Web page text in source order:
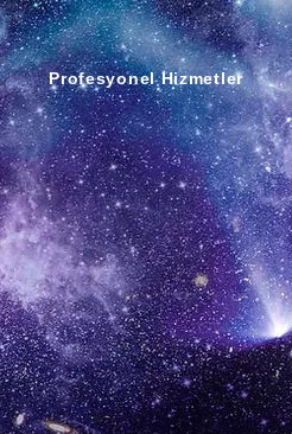
Profesyonel Hizmetler